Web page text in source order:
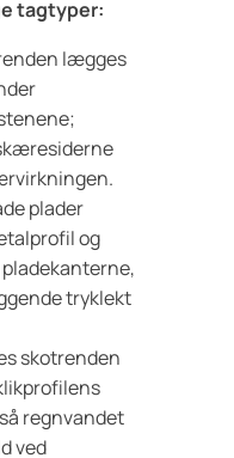
tagtyper:
lægges
plader
og
tryklekt
skotrenden
regnvandet
ved